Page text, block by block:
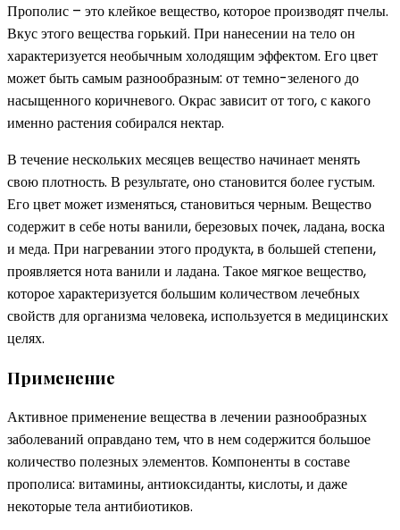
Прополис – это клейкое вещество, которое производят пчелы.
Вкус этого вещества горький. При нанесении на тело он
характеризуется необычным холодящим эффектом. Его цвет
может быть самым разнообразным: от темно-зеленого до
насыщенного коричневого. Окрас зависит от того, с какого
именно растения собирался нектар.
В течение нескольких месяцев вещество начинает менять
свою плотность. В результате, оно становится более густым.
Его цвет может изменяться, становиться черным. Вещество
содержит в себе ноты ванили, березовых почек, ладана, воска
и меда. При нагревании этого продукта, в большей степени,
проявляется нота ванили и ладана. Такое мягкое вещество,
которое характеризуется большим количеством лечебных
свойств для организма человека, используется в медицинских
целях.
Применение
Активное применение вещества в лечении разнообразных
заболеваний оправдано тем, что в нем содержится большое
количество полезных элементов. Компоненты в составе
прополиса: витамины, антиоксиданты, кислоты, и даже
некоторые тела антибиотиков.